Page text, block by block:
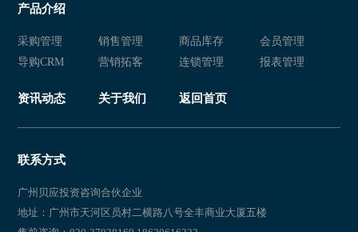
产品介绍
采购管理 销售管理 商品库存
会员管理
导购CRM
营销拓客 连锁管理 报表管理
资讯动态 关于我们 返回首页
联系方式
广州贝应投资咨询合伙企业
地址：广州市天河区员村二横路八号全丰商业大厦五楼